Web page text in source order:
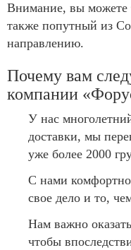
Внимание, вы можете
также попутный из
направлению.
Почему вам
компании
У нас
доставки, мы
уже более 2000
С нами
свое дело и то,
Нам важно
чтобы